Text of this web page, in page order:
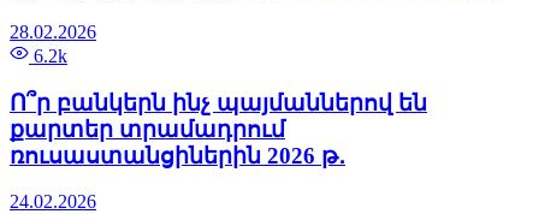
28.02.2026
6.2k
Ո՞ր բանկերն ինչ պայմաններով են
քարտեր տրամադրում
ռուսաստանցիներին 2026 թ․
24.02.2026